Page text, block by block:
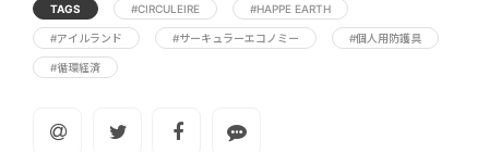
TAGS #CIRCULEIRE #HAPPE EARTH
#アイルランド #サーキュラーエコノミー #個人用防護具
#循環経済